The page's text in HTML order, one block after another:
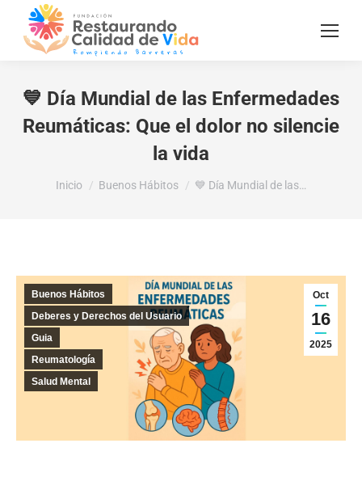
💙 Día Mundial de las Enfermedades
Reumáticas: Que el dolor no silencie
la vida
Inicio Buenos Hábitos 💙 Día Mundial de las…
Oct
16
2025
Buenos Hábitos
Deberes y Derechos del Usuario
Guia
Reumatología
Salud Mental